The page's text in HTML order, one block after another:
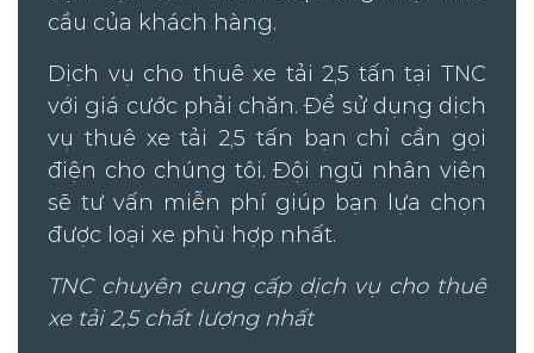
cầu của khách hàng.
Dịch vụ cho thuê xe tải 2,5 tấn tại TNC
với giá cước phải chăn. Để sử dụng dịch
vụ thuê xe tải 2,5 tấn bạn chỉ cần gọi
điện cho chúng tôi. Đội ngũ nhân viên
sẽ tư vấn miễn phí giúp bạn lựa chọn
được loại xe phù hợp nhất.
TNC chuyên cung cấp dịch vụ cho thuê
xe tải 2,5 chất lượng nhất